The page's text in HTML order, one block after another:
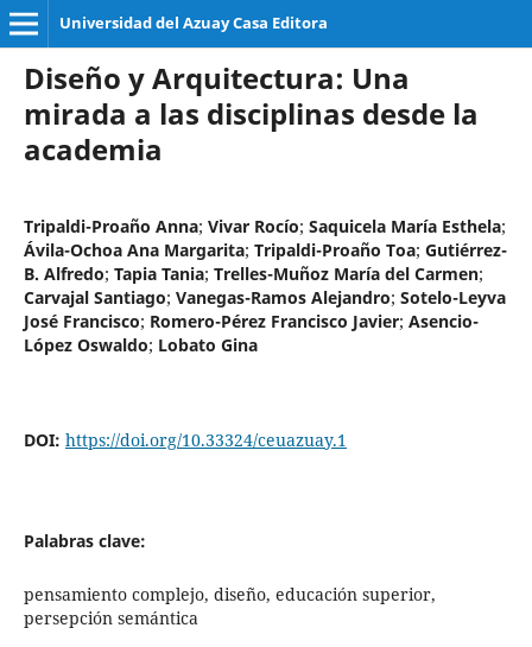
Universidad del Azuay Casa Editora
Diseño y Arquitectura: Una
mirada a las disciplinas desde la
academia
Tripaldi-Proaño Anna; Vivar Rocío; Saquicela María Esthela;
Ávila-Ochoa Ana Margarita; Tripaldi-Proaño Toa; Gutiérrez-
B. Alfredo; Tapia Tania; Trelles-Muñoz María del Carmen;
Carvajal Santiago; Vanegas-Ramos Alejandro; Sotelo-Leyva
José Francisco; Romero-Pérez Francisco Javier; Asencio-
López Oswaldo; Lobato Gina
DOI: https://doi.org/10.33324/ceuazuay.1
Palabras clave:
pensamiento complejo, diseño, educación superior,
persepción semántica